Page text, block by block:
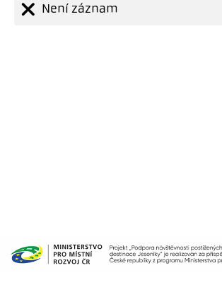
Není záznam